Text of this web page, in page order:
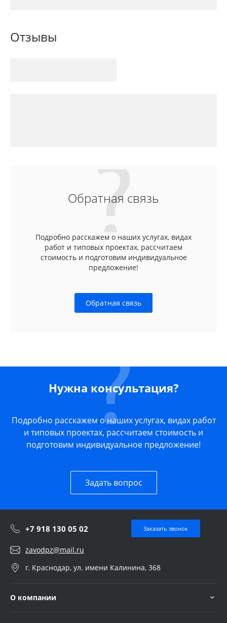
Отзывы
Обратная связь
Подробно расскажем о наших услугах, видах
работ и типовых проектах, рассчитаем
стоимость и подготовим индивидуальное
предложение!
Обратная связь
Нужна консультация?
Подробно расскажем о наших услугах, видах работ
и типовых проектах, рассчитаем стоимость и
подготовим индивидуальное предложение!
Задать вопрос
+7 918 130 05 02 Заказать звонок
zavodpz@mail.ru
г. Краснодар, ул. имени Калинина, 368
О компании